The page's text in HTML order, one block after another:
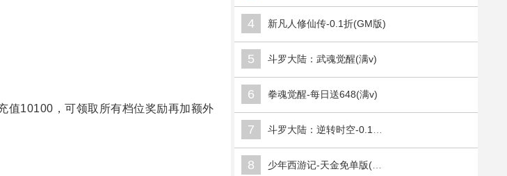
值10100，可领取所有档位奖励再加额外
4 新凡人修仙传-0.1折(GM版)
5 斗罗大陆：武魂觉醒(满v)
6 拳魂觉醒-每日送648(满v)
7
8